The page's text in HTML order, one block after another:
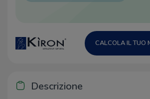
CALCOLA IL TUO
Descrizione